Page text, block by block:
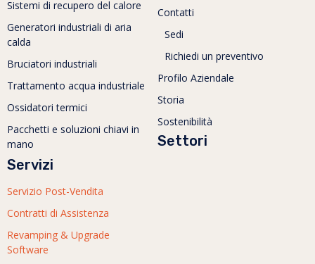
Sistemi di recupero del calore
Generatori industriali di aria
calda
Bruciatori industriali
Trattamento acqua industriale
Ossidatori termici
Pacchetti e soluzioni chiavi in
mano
Contatti
Sedi
Richiedi un preventivo
Profilo Aziendale
Storia
Sostenibilità
Settori
Servizi
Servizio Post-Vendita
Contratti di Assistenza
Revamping & Upgrade
Software